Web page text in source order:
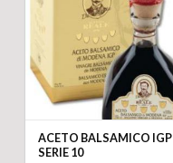
ACETO BALSAMICO IGP
SERIE 10